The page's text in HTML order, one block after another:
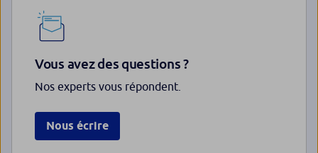
Vous avez des questions ?
Nos experts vous répondent.
Nous écrire